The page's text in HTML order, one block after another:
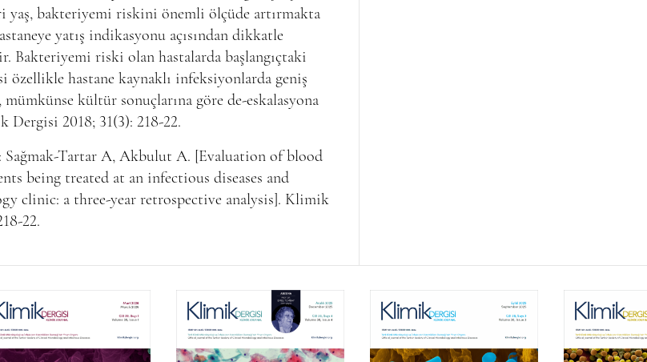
yaş, bakteriyemi riskini önemli ölçüde artırmakta
yatış indikasyonu açısından dikkatle
Bakteriyemi riski olan hastalarda başlangıçtaki
hastane kaynaklı infeksiyonlarda geniş
kültür sonuçlarına göre de-eskalasyona
2018; 31(3): 218-22.
: Sağmak-Tartar A, Akbulut A. [Evaluation of blood
being treated at an infectious diseases and
clinic: a three-year retrospective analysis]. Klimik
22.